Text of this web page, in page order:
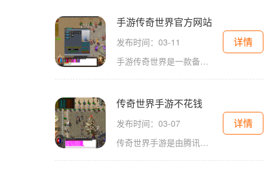
手游传奇世界官方网站
发布时间：03-11
手游传奇世界是一款备受玩家喜爱的多人在线角色扮演游戏，它不仅拥有精美的画面和丰富的剧情，还提供了各种刺激的玩法和互动内容。作为这款游戏的官方网站，《手游传奇世界》
详情
传奇世界手游不花钱
发布时间：03-07
传奇世界手游是由腾讯游戏倾力打造的一款手机网络游戏。这款游戏延续了传奇世界经典的游戏画面和玩法，同时也进行了一系列的优化与创新，使得玩家们可以在手机上畅快地体验传
详情